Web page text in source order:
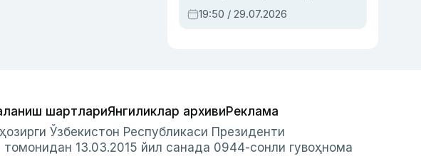
чиққан қаҳрамон —
Украина армияси бош
19:50 / 29.07.2026
шартлариЯнгиликлар архивиРеклама
Ўзбекистон Республикаси Президенти
13.03.2015 йил санада 0944-сонли гувоҳнома